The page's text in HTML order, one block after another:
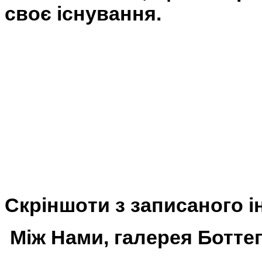
своє існування.
Скріншоти з записаного
Між Нами, галерея